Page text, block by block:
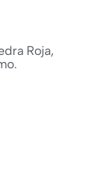
Roja,